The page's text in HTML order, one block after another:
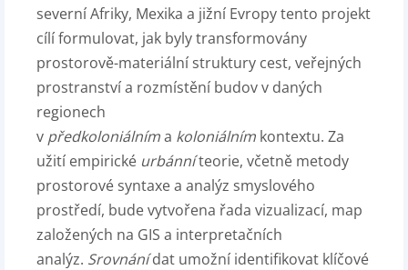
severní Afriky, Mexika a jižní Evropy tento projekt
cílí formulovat, jak byly transformovány
prostorově-materiální struktury cest, veřejných
prostranství a rozmístění budov v daných
regionech
v předkoloniálníma koloniálním kontextu. Za
užití empirické urbánníteorie, včetně metody
prostorové syntaxe a analýz smyslového
prostředí, bude vytvořena řada vizualizací, map
založených na GIS a interpretačních
analýz. Srovnánídat umožní identifikovat klíčové